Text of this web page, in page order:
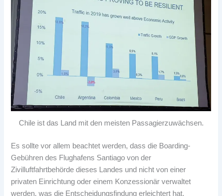
Chile ist das Land mit den meisten Passagierzuwächsen.
Es sollte vor allem beachtet werden, dass die Boarding-
Gebühren des Flughafens Santiago von der
Zivilluftfahrtbehörde dieses Landes und nicht von einer
privaten Einrichtung oder einem Konzessionär verwaltet
werden, was die Entscheidungsfindung erleichtert hat.